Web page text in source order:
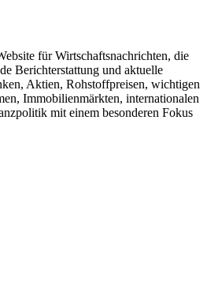
für Wirtschaftsnachrichten, die
Berichterstattung und aktuelle
Aktien, Rohstoffpreisen, wichtigen
Immobilienmärkten, internationalen
mit einem besonderen Fokus